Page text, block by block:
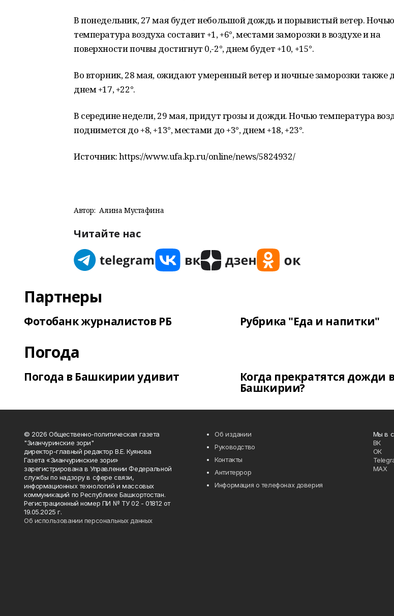
В понедельник, 27 мая будет небольшой дождь и порывистый ветер. Ночью
температура воздуха составит +1, +6°, местами заморозки в воздухе и на
поверхности почвы достигнут 0,-2°, днем будет +10, +15°.
Во вторник, 28 мая, ожидают умеренный ветер и ночные заморозки также
днем +17, +22°.
В середине недели, 29 мая, придут грозы и дожди. Ночью температура
поднимется до +8, +13°, местами до +3°, днем +18, +23°.
Источник: https://www.ufa.kp.ru/online/news/5824932/
Автор: Алина Мустафина
Читайте нас
Партнеры
Фотобанк журналистов РБ Рубрика "Еда и напитки"
Погода
Погода в Башкирии удивит Когда прекратятся дожди
Башкирии?
© 2026 Общественно-политическая газета
"Зианчуринские зори"
директор-главный редактор В.Е. Куянова
Газета «Зианчуринские зори»
зарегистрирована в Управлении Федеральной
службы по надзору в сфере связи,
информационных технологий и массовых
коммуникаций по Республике Башкортостан.
Регистрационный номер ПИ № ТУ 02 - 01812 от
19.05.2025 г.
Об использовании персональных данных
Об издании
Руководство
Контакты
Антитеррор
Информация о телефонах доверия
Мы в
ВК
ОК
MAX